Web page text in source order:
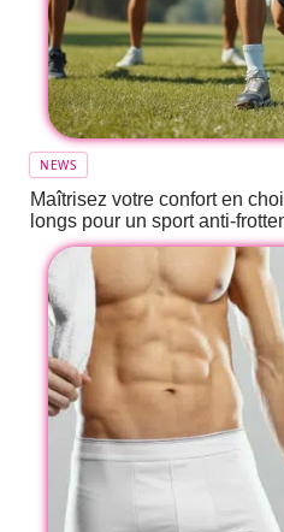
NEWS
Maîtrisez votre confort en
longs pour un sport anti-